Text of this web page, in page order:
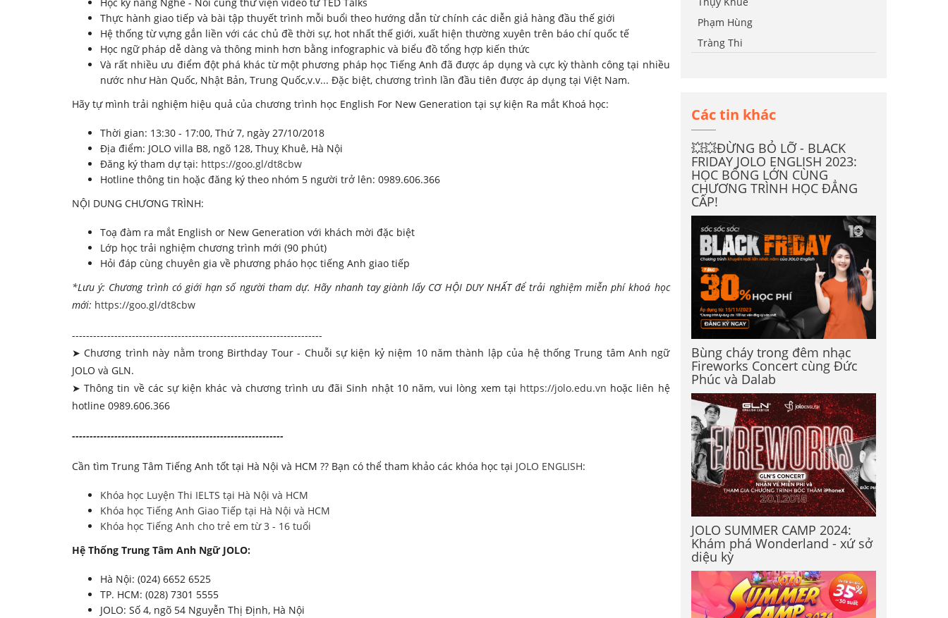
Thực hành giao tiếp và bài tập thuyết trình mỗi buổi theo hướng dẫn từ chính các diễn giả hàng đầu thế giới
Hệ thống từ vựng gắn liền với các chủ đề thời sự, hot nhất thế giới, xuất hiện thường xuyên trên báo chí quốc tế
Học ngữ pháp dễ dàng và thông minh hơn bằng infographic và biểu đồ tổng hợp kiến thức
Và rất nhiều ưu điểm đột phá khác từ một phương pháp học Tiếng Anh đã được áp dụng và cực kỳ thành công tại nhiều
nước như Hàn Quốc, Nhật Bản, Trung Quốc,v.v... Đặc biệt, chương trình lần đầu tiên được áp dụng tại Việt Nam.
Hãy tự mình trải nghiệm hiệu quả của chương trình học English For New Generation tại sự kiện Ra mắt Khoá học:
Thời gian: 13:30 - 17:00, Thứ 7, ngày 27/10/2018
Địa điểm: JOLO villa B8, ngõ 128, Thuỵ Khuê, Hà Nội
Đăng ký tham dự tại: https://goo.gl/dt8cbw
Hotline thông tin hoặc đăng ký theo nhóm 5 người trở lên: 0989.606.366
NỘI DUNG CHƯƠNG TRÌNH:
Toạ đàm ra mắt English or New Generation với khách mời đặc biệt
Lớp học trải nghiệm chương trình mới (90 phút)
Hỏi đáp cùng chuyên gia về phương pháo học tiếng Anh giao tiếp
*Lưu ý: Chương trình có giới hạn số người tham dự. Hãy nhanh tay giành lấy CƠ HỘI DUY NHẤT để trải nghiệm miễn phí khoá học
mới: https://goo.gl/dt8cbw
-----------------------------------------------------------------------
➤ Chương trình này nằm trong Birthday Tour - Chuỗi sự kiện kỷ niệm 10 năm thành lập của hệ thống Trung tâm Anh ngữ
JOLO và GLN.
➤ Thông tin về các sự kiện khác và chương trình ưu đãi Sinh nhật 10 năm, vui lòng xem tại https://jolo.edu.vn hoặc liên hệ
hotline 0989.606.366
------------------------------------------------------------
Cần tìm Trung Tâm Tiếng Anh tốt tại Hà Nội và HCM ?? Bạn có thể tham khảo các khóa học tại JOLO ENGLISH:
Khóa học Luyện Thi IELTS tại Hà Nội và HCM
Khóa học Tiếng Anh Giao Tiếp tại Hà Nội và HCM
Khóa học Tiếng Anh cho trẻ em từ 3 - 16 tuổi
Hệ Thống Trung Tâm Anh Ngữ JOLO:
Hà Nội: (024) 6652 6525
TP. HCM: (028) 7301 5555
JOLO: Số 4, ngõ 54 Nguyễn Thị Định, Hà Nội
Phạm Hùng
Tràng Thi
Các tin khác
💥💥ĐỪNG BỎ LỠ - BLACK
FRIDAY JOLO ENGLISH 2023:
HỌC BỔNG LỚN CÙNG
CHƯƠNG TRÌNH HỌC ĐẲNG
CẤP!
Bùng cháy trong đêm nhạc
Fireworks Concert cùng Đức
Phúc và Dalab
JOLO SUMMER CAMP 2024:
Khám phá Wonderland - xứ sở
diệu kỳ